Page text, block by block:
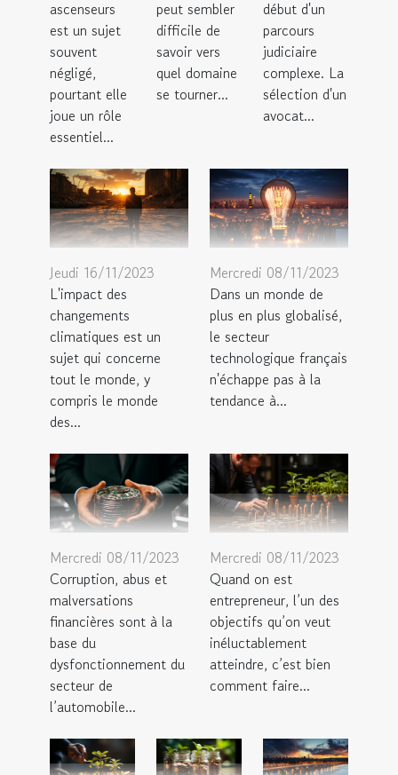
ascenseurs
est un sujet
souvent
négligé,
pourtant elle
joue un rôle
essentiel...
peut sembler
difficile de
savoir vers
quel domaine
se tourner...
début d'un
parcours
judiciaire
complexe. La
sélection d'un
avocat...
Jeudi 16/11/2023
L'impact des
changements
climatiques est un
sujet qui concerne
tout le monde, y
compris le monde
des...
Mercredi 08/11/2023
Dans un monde de
plus en plus globalisé,
le secteur
technologique français
n'échappe pas à la
tendance à...
Mercredi 08/11/2023
Corruption, abus et
malversations
financières sont à la
base du
dysfonctionnement du
secteur de
l’automobile...
Mercredi 08/11/2023
Quand on est
entrepreneur, l’un des
objectifs qu’on veut
inéluctablement
atteindre, c’est bien
comment faire...